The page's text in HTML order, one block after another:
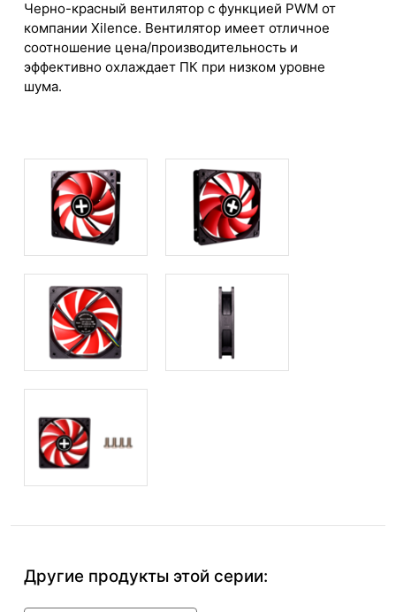
Черно-красный вентилятор с функцией PWM от
компании Xilence. Вентилятор имеет отличное
соотношение цена/производительность и
эффективно охлаждает ПК при низком уровне
шума.
Другие продукты этой серии: